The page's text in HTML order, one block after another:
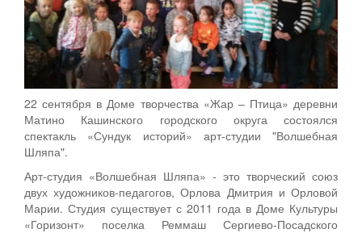
22 сентября в Доме творчества «Жар – Птица» деревни
Матино Кашинского городского округа состоялся
спектакль «Сундук историй» арт-студии "Волшебная
Шляпа".
Арт-студия «Волшебная Шляпа» - это творческий союз
двух художников-педагогов, Орлова Дмитрия и Орловой
Марии. Студия существует с 2011 года в Доме Культуры
«Горизонт» поселка Реммаш Сергиево-Посадского